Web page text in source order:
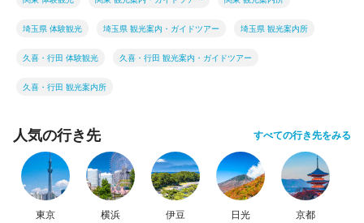
埼玉県 体験観光 埼玉県 観光案内・ガイドツアー 埼玉県 観光案内所
久喜・行田 体験観光 久喜・行田 観光案内・ガイドツアー
久喜・行田 観光案内所
人気の行き先 すべての行き先をみる
東京 横浜 伊豆 日光 京都